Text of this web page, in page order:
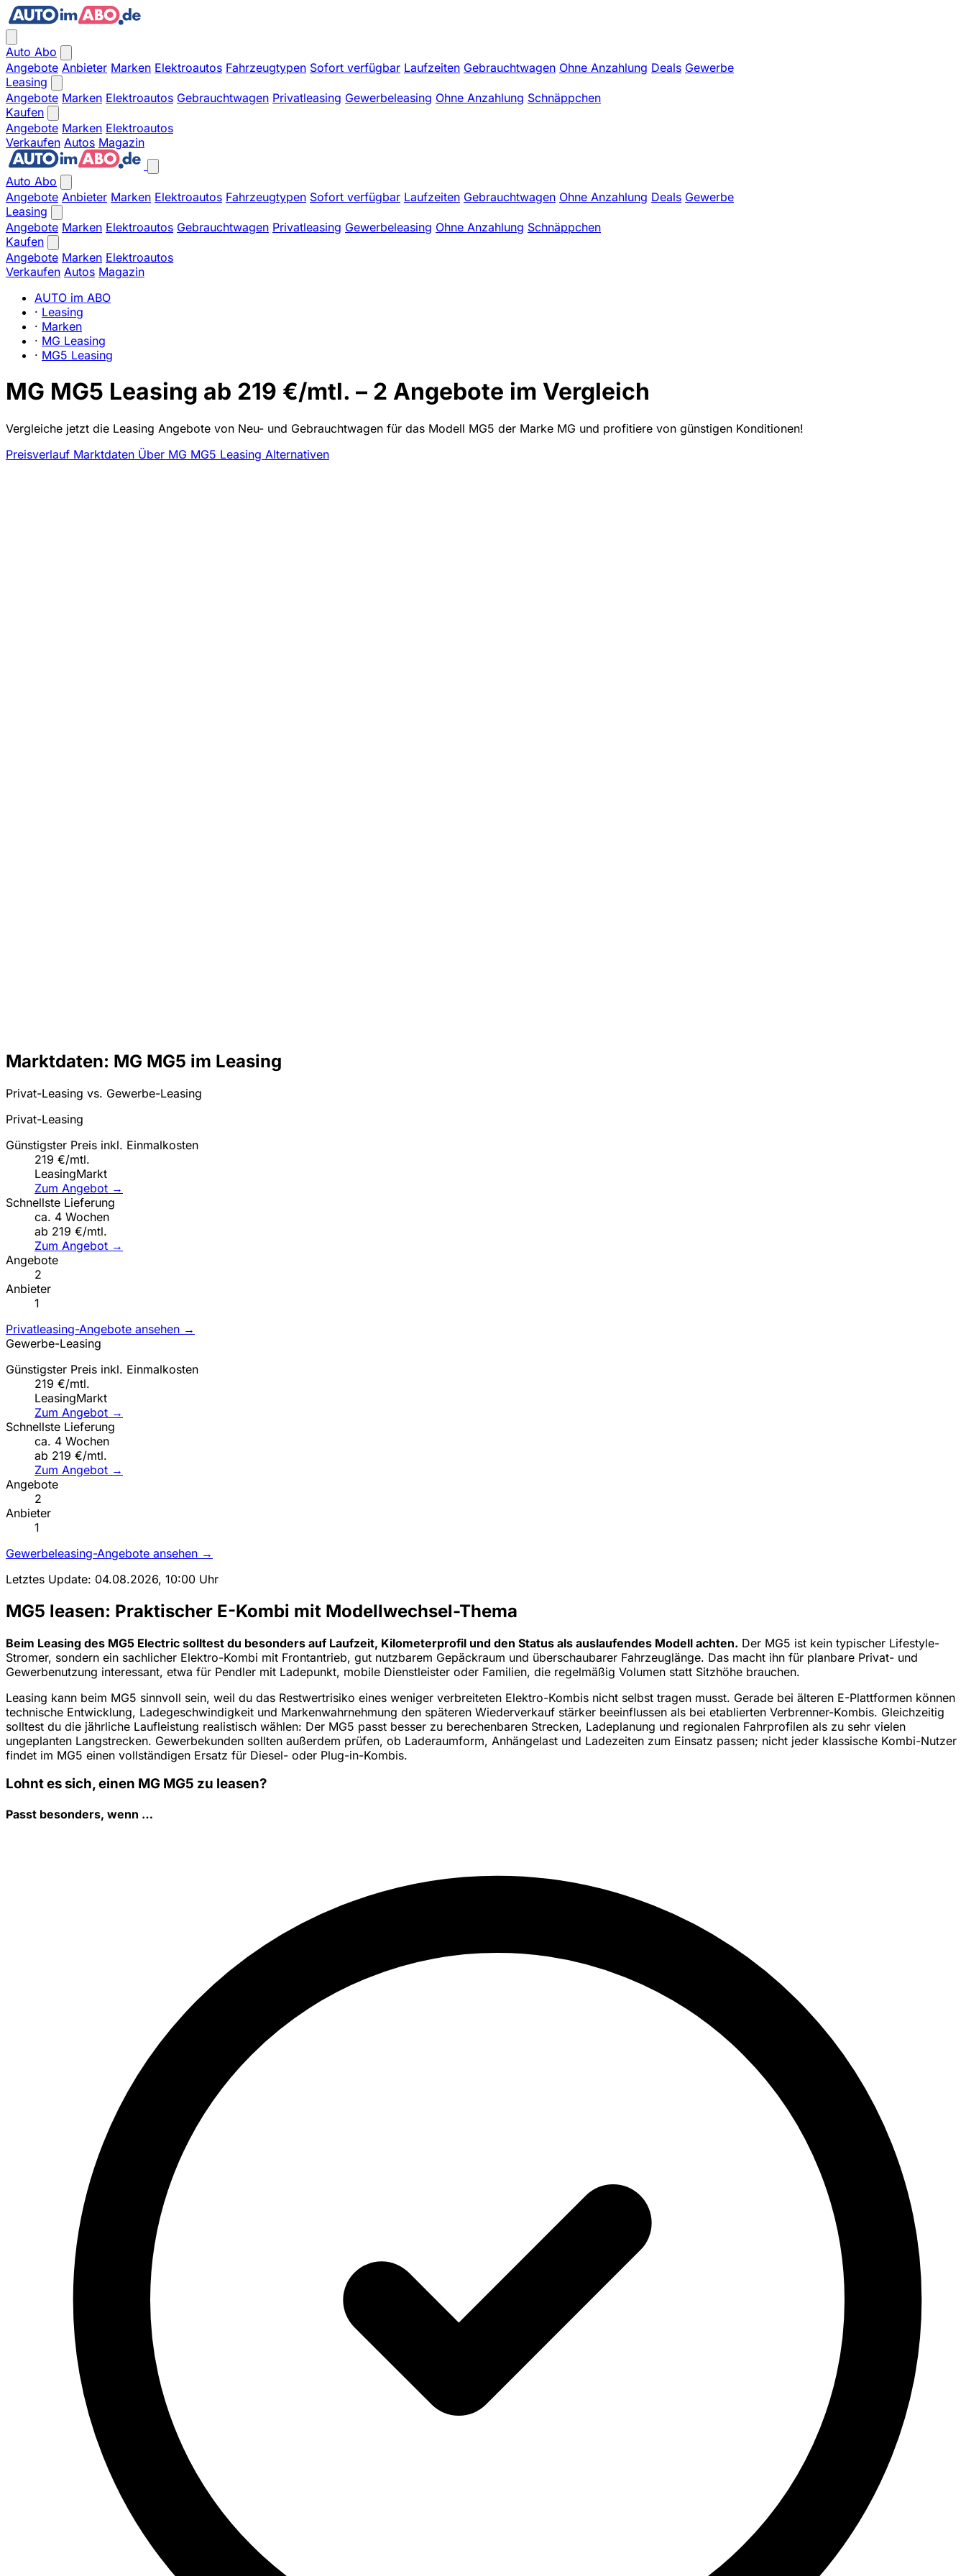
Auto Abo
Angebote Anbieter Marken Elektroautos Fahrzeugtypen Sofort verfügbar Laufzeiten Gebrauchtwagen Ohne Anzahlung Deals Gewerbe
Leasing
Angebote Marken Elektroautos Gebrauchtwagen Privatleasing Gewerbeleasing Ohne Anzahlung Schnäppchen
Kaufen
Angebote Marken Elektroautos
Verkaufen Autos Magazin
Auto Abo
Angebote Anbieter Marken Elektroautos Fahrzeugtypen Sofort verfügbar Laufzeiten Gebrauchtwagen Ohne Anzahlung Deals Gewerbe
Leasing
Angebote Marken Elektroautos Gebrauchtwagen Privatleasing Gewerbeleasing Ohne Anzahlung Schnäppchen
Kaufen
Angebote Marken Elektroautos
Verkaufen Autos Magazin
AUTO im ABO
· Leasing
· Marken
· MG Leasing
· MG5 Leasing
MG MG5 Leasing ab 219 €/mtl. – 2 Angebote im Vergleich
Vergleiche jetzt die Leasing Angebote von Neu- und Gebrauchtwagen für das Modell MG5 der Marke MG und profitiere von günstigen Konditionen!
Preisverlauf Marktdaten Über MG MG5 Leasing Alternativen
Marktdaten: MG MG5 im Leasing
Privat-Leasing vs. Gewerbe-Leasing
Privat-Leasing
Günstigster Preis inkl. Einmalkosten
219 €/mtl.
LeasingMarkt
Zum Angebot →
Schnellste Lieferung
ca. 4 Wochen
ab 219 €/mtl.
Zum Angebot →
Angebote
2
Anbieter
1
Privatleasing-Angebote ansehen →
Gewerbe-Leasing
Günstigster Preis inkl. Einmalkosten
219 €/mtl.
LeasingMarkt
Zum Angebot →
Schnellste Lieferung
ca. 4 Wochen
ab 219 €/mtl.
Zum Angebot →
Angebote
2
Anbieter
1
Gewerbeleasing-Angebote ansehen →
Letztes Update: 04.08.2026, 10:00 Uhr
MG5 leasen: Praktischer E-Kombi mit Modellwechsel-Thema
Beim Leasing des MG5 Electric solltest du besonders auf Laufzeit, Kilometerprofil und den Status als auslaufendes Modell achten. Der MG5 ist kein typischer Lifestyle-
Stromer, sondern ein sachlicher Elektro-Kombi mit Frontantrieb, gut nutzbarem Gepäckraum und überschaubarer Fahrzeuglänge. Das macht ihn für planbare Privat- und
Gewerbenutzung interessant, etwa für Pendler mit Ladepunkt, mobile Dienstleister oder Familien, die regelmäßig Volumen statt Sitzhöhe brauchen.
Leasing kann beim MG5 sinnvoll sein, weil du das Restwertrisiko eines weniger verbreiteten Elektro-Kombis nicht selbst tragen musst. Gerade bei älteren E-Plattformen können
technische Entwicklung, Ladegeschwindigkeit und Markenwahrnehmung den späteren Wiederverkauf stärker beeinflussen als bei etablierten Verbrenner-Kombis. Gleichzeitig
solltest du die jährliche Laufleistung realistisch wählen: Der MG5 passt besser zu berechenbaren Strecken, Ladeplanung und regionalen Fahrprofilen als zu sehr vielen
ungeplanten Langstrecken. Gewerbekunden sollten außerdem prüfen, ob Laderaumform, Anhängelast und Ladezeiten zum Einsatz passen; nicht jeder klassische Kombi-Nutzer
findet im MG5 einen vollständigen Ersatz für Diesel- oder Plug-in-Kombis.
Lohnt es sich, einen MG MG5 zu leasen?
Passt besonders, wenn …